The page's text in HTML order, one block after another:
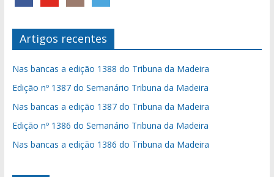
Artigos recentes
Nas bancas a edição 1388 do Tribuna da Madeira
Edição nº 1387 do Semanário Tribuna da Madeira
Nas bancas a edição 1387 do Tribuna da Madeira
Edição nº 1386 do Semanário Tribuna da Madeira
Nas bancas a edição 1386 do Tribuna da Madeira